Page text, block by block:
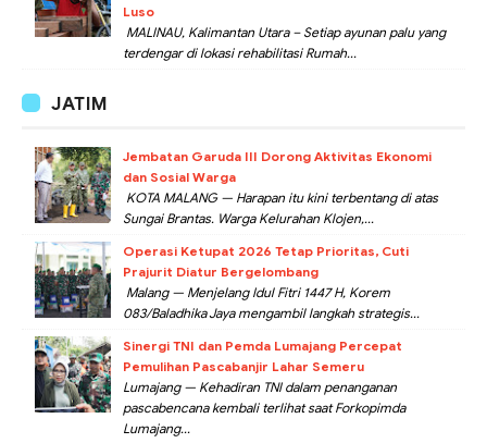
Luso
MALINAU, Kalimantan Utara – Setiap ayunan palu yang
terdengar di lokasi rehabilitasi Rumah...
JATIM
Jembatan Garuda III Dorong Aktivitas Ekonomi
dan Sosial Warga
KOTA MALANG — Harapan itu kini terbentang di atas
Sungai Brantas. Warga Kelurahan Klojen,...
Operasi Ketupat 2026 Tetap Prioritas, Cuti
Prajurit Diatur Bergelombang
Malang — Menjelang Idul Fitri 1447 H, Korem
083/Baladhika Jaya mengambil langkah strategis...
Sinergi TNI dan Pemda Lumajang Percepat
Pemulihan Pascabanjir Lahar Semeru
Lumajang — Kehadiran TNI dalam penanganan
pascabencana kembali terlihat saat Forkopimda
Lumajang...